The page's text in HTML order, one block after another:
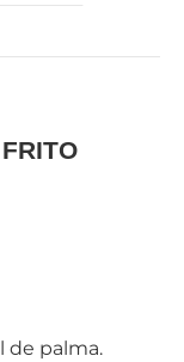
de palma.